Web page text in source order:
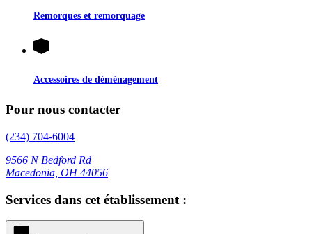
Remorques et remorquage
Accessoires de déménagement
Pour nous contacter
(234) 704-6004
9566 N Bedford Rd
Macedonia, OH 44056
Services dans cet établissement :